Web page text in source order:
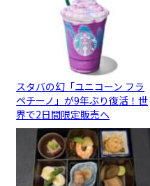
スタバの幻「ユニコーン フラ
ペチーノ」が9年ぶり復活！世
界で2日間限定販売へ